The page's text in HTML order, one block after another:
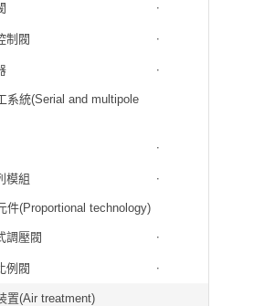
制閥
系統(Serial and multipole
模組
件(Proportional technology)
調壓閥
例閥
置(Air treatment)